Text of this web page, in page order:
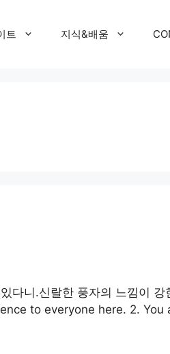
트 지식&배움
니.신랄한 풍자의 느낌이 강
to everyone here. 2. You